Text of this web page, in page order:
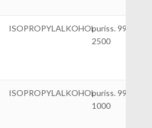
ISOPROPYLALKOHOLpuriss. 99,5%|ml
2500
ISOPROPYLALKOHOLpuriss. 99,5%|ml
1000